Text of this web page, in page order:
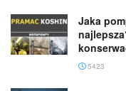
Jaka
5423